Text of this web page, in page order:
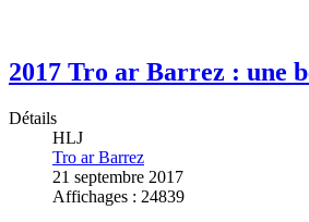
2017 Tro ar Barrez : une
Détails
HLJ
Tro ar Barrez
21 septembre 2017
Affichages : 24839